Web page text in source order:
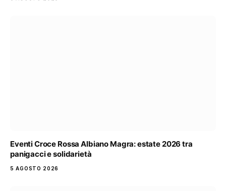
Eventi Croce Rossa Albiano Magra: estate 2026 tra
panigacci e solidarietà
5 AGOSTO 2026